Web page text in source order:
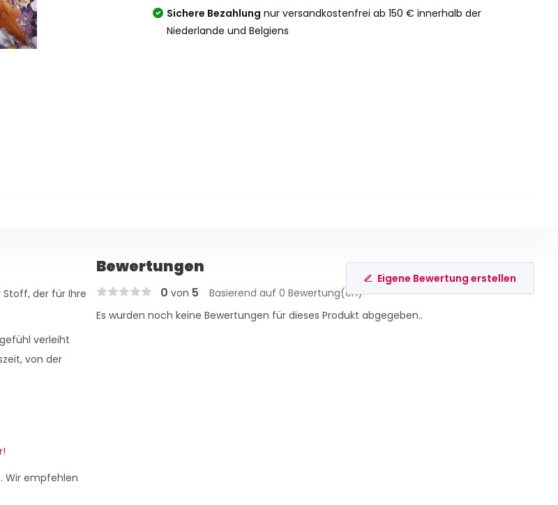
Sichere Bezahlung nur versandkostenfrei ab 150 € innerhalb der
Niederlande und Belgiens
der für Ihre
verleiht
von der
Wir empfehlen
Bewertungen
0 von 5 Basierend auf 0 Bewertung(en)
Eigene Bewertung erstellen
Es wurden noch keine Bewertungen für dieses Produkt abgegeben..